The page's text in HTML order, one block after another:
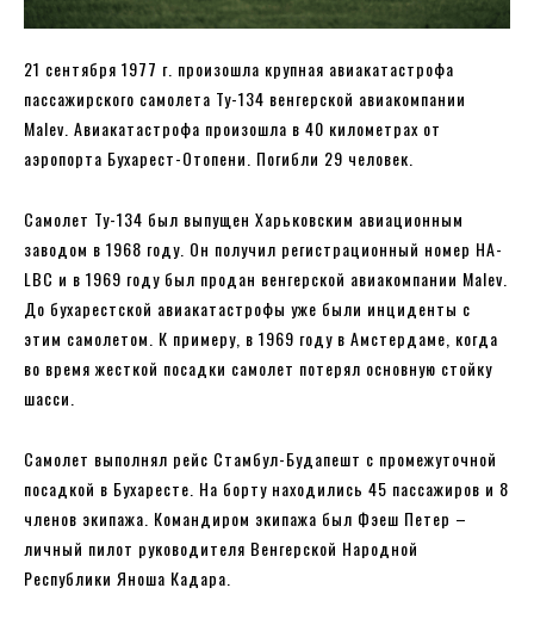
21 сентября 1977 г. произошла крупная авиакатастрофа
пассажирского самолета Ту-134 венгерской авиакомпании
Malev. Авиакатастрофа произошла в 40 километрах от
аэропорта Бухарест-Отопени. Погибли 29 человек.
Самолет Ту-134 был выпущен Харьковским авиационным
заводом в 1968 году. Он получил регистрационный номер HA-
LBC и в 1969 году был продан венгерской авиакомпании Malev.
До бухарестской авиакатастрофы уже были инциденты с
этим самолетом. К примеру, в 1969 году в Амстердаме, когда
во время жесткой посадки самолет потерял основную стойку
шасси.
Самолет выполнял рейс Стамбул-Будапешт с промежуточной
посадкой в ​​Бухаресте. На борту находились 45 пассажиров и 8
членов экипажа. Командиром экипажа был Фэеш Петер –
личный пилот руководителя Венгерской Народной
Республики Яноша Кадара.